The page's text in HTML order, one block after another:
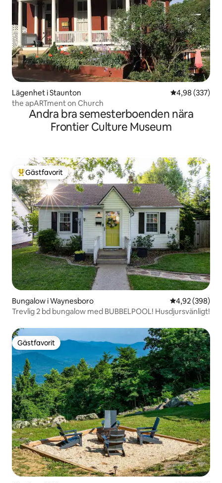
Lägenhet i Staunton 4,98 av 5 i
4,98 (337)
the apARTment on Church
Andra bra semesterboenden nära
Frontier Culture Museum
Populär gästfavorit
Gästfavorit
Bungalow i Waynesboro 4,92 av 5 i
4,92 (398)
Trevlig 2 bd bungalow med BUBBELPOOL! Husdjursvänligt!
Gästfavorit
Gästfavorit